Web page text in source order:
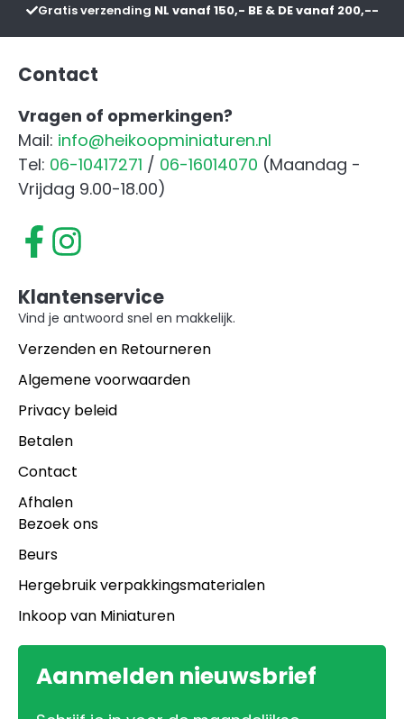
aantal
Gratis verzending NL vanaf 150,- BE & DE vanaf 200,--
Contact
Vragen of opmerkingen?
Mail: info@heikoopminiaturen.nl
Tel: 06-10417271 / 06-16014070 (Maandag -
Vrijdag 9.00-18.00)
Klantenservice
Vind je antwoord snel en makkelijk.
Verzenden en Retourneren
Algemene voorwaarden
Privacy beleid
Betalen
Contact
Afhalen
Bezoek ons
Beurs
Hergebruik verpakkingsmaterialen
Inkoop van Miniaturen
Aanmelden nieuwsbrief